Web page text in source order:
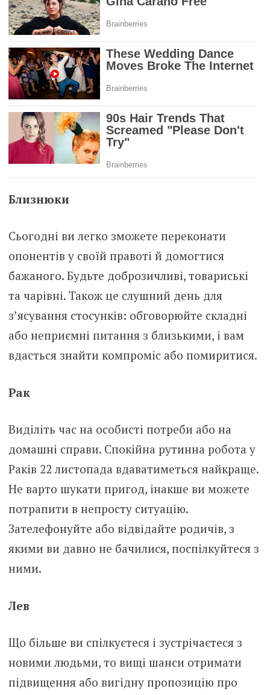
Близнюки
Сьогодні ви легко зможете переконати
опонентів у своїй правоті й домогтися
бажаного. Будьте доброзичливі, товариські
та чарівні. Також це слушний день для
з’ясування стосунків: обговорюйте складні
або неприємні питання з близькими, і вам
вдасться знайти компроміс або помиритися.
Рак
Виділіть час на особисті потреби або на
домашні справи. Спокійна рутинна робота у
Раків 22 листопада вдаватиметься найкраще.
Не варто шукати пригод, інакше ви можете
потрапити в непросту ситуацію.
Зателефонуйте або відвідайте родичів, з
якими ви давно не бачилися, поспілкуйтеся з
ними.
Лев
Що більше ви спілкуєтеся і зустрічаєтеся з
новими людьми, то вищі шанси отримати
підвищення або вигідну пропозицію про